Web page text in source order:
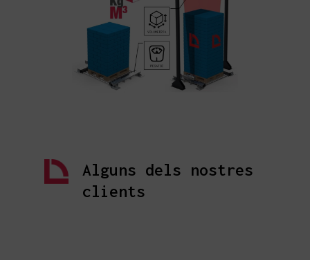
Alguns dels nostres
clients